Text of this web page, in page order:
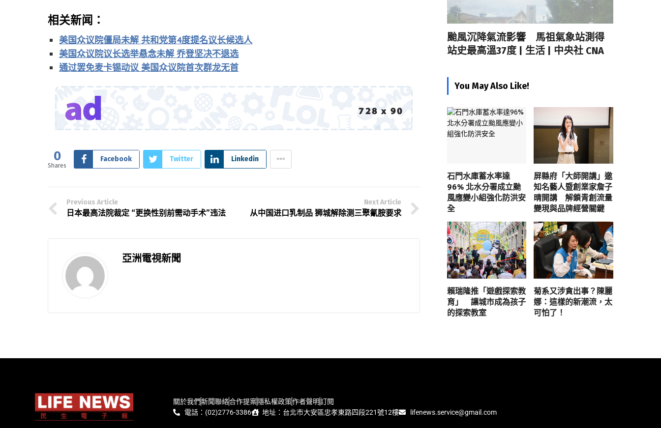
相关新闻：
美国众议院僵局未解 共和党第4度提名议长候选人
美国众议院议长选举悬念未解 乔登坚决不退选
通过罢免麦卡锡动议 美国众议院首次群龙无首
0
Shares
Facebook Twitter Linkedin
Previous Article
日本最高法院裁定 “更换性别前需动手术”违法
Next Article
从中国进口乳制品 狮城解除测三聚氰胺要求
亞洲電視新聞
颱風沉降氣流影響 馬祖氣象站測得
站史最高溫37度 | 生活 | 中央社 CNA
You May Also Like!
石門水庫蓄水率達
96% 北水分署成立颱
風應變小組強化防洪安
全
屏縣府「大師開講」邀
知名藝人暨創業家詹子
晴開講 解鎖青創流量
變現與品牌經營關鍵
賴瑞隆推「遊戲探索教
育」 讓城市成為孩子
的探索教室
菊系又涉貪出事？陳麗
娜：這樣的新潮流，太
可怕了！
關於我們新聞聯絡合作提案隱私權政策作者聲明訂閱
電話：(02)2776-3386
地址：台北市大安區忠孝東路四段221號12樓 lifenews.service@gmail.com